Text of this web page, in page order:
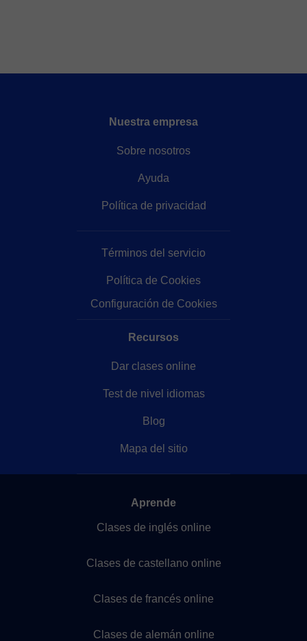
Nuestra empresa
Sobre nosotros
Ayuda
Política de privacidad
Términos del servicio
Política de Cookies
Configuración de Cookies
Recursos
Dar clases online
Test de nivel idiomas
Blog
Mapa del sitio
Aprende
Clases de inglés online
Clases de castellano online
Clases de francés online
Clases de alemán online